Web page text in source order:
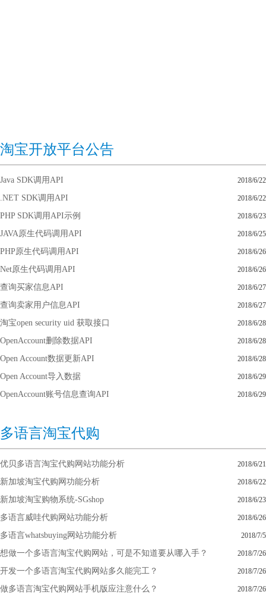
淘宝开放平台公告
Java SDK调用API 2018/6/22
.NET SDK调用API 2018/6/22
PHP SDK调用API示例 2018/6/23
JAVA原生代码调用API 2018/6/25
PHP原生代码调用API 2018/6/26
Net原生代码调用API 2018/6/26
查询买家信息API 2018/6/27
查询卖家用户信息API 2018/6/27
淘宝open security uid 获取接口 2018/6/28
OpenAccount删除数据API 2018/6/28
Open Account数据更新API 2018/6/28
Open Account导入数据 2018/6/29
OpenAccount账号信息查询API 2018/6/29
多语言淘宝代购
优贝多语言淘宝代购网站功能分析 2018/6/21
新加坡淘宝代购网功能分析 2018/6/22
新加坡淘宝购物系统-SGshop 2018/6/23
多语言威哇代购网站功能分析 2018/6/26
多语言whatsbuying网站功能分析 2018/7/5
想做一个多语言淘宝代购网站，可是不知道要从哪入手？ 2018/7/26
开发一个多语言淘宝代购网站多久能完工？ 2018/7/26
做多语言淘宝代购网站手机版应注意什么？ 2018/7/26